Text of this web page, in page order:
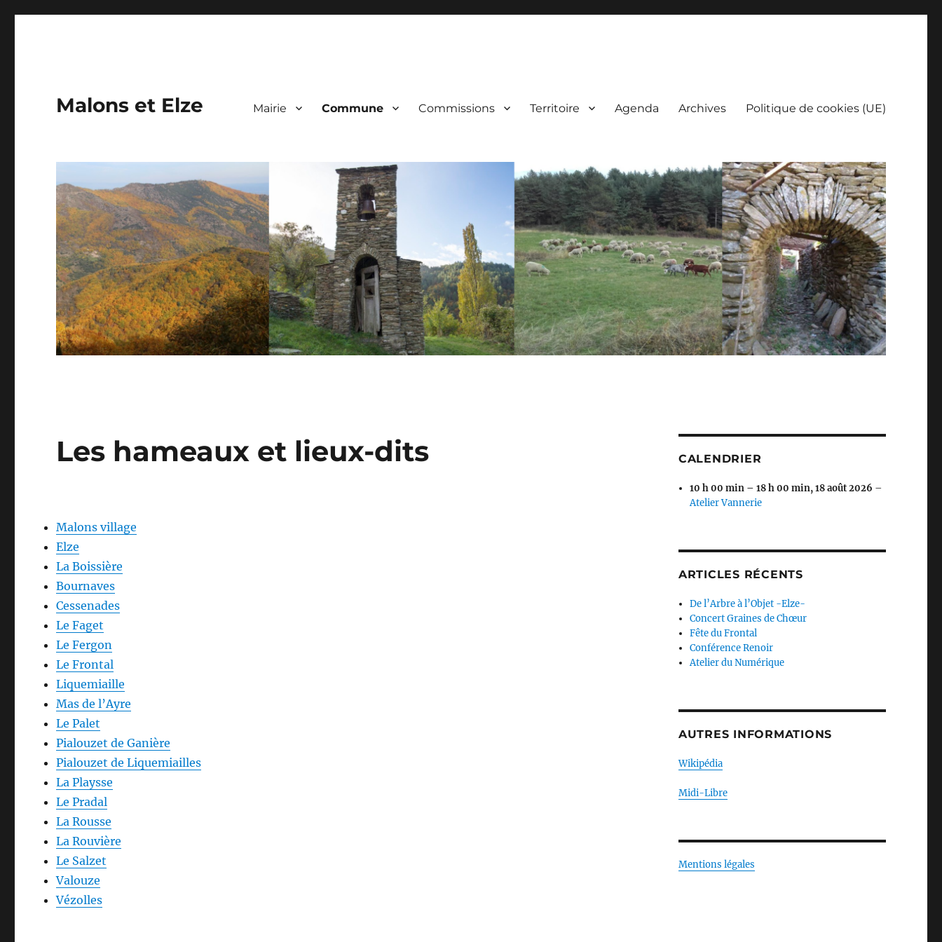
Malons et Elze Mairie Commune Commissions Territoire Agenda Archives Politique de cookies (UE)
Les hameaux et lieux-dits
Malons village
Elze
La Boissière
Bournaves
Cessenades
Le Faget
Le Fergon
Le Frontal
Liquemiaille
Mas de l’Ayre
Le Palet
Pialouzet de Ganière
Pialouzet de Liquemiailles
La Playsse
Le Pradal
La Rousse
La Rouvière
Le Salzet
Valouze
Vézolles
CALENDRIER
10 h 00 min – 18 h 00 min,18 août 2026 –
Atelier Vannerie
ARTICLES RÉCENTS
De l’Arbre à l’Objet -Elze-
Concert Graines de Chœur
Fête du Frontal
Conférence Renoir
Atelier du Numérique
AUTRES INFORMATIONS
Wikipédia
Midi-Libre
Mentions légales